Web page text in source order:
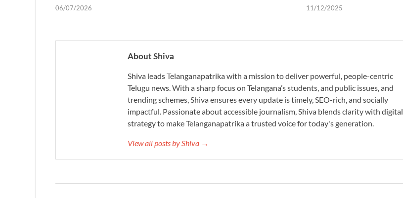
06/07/2026 11/12/2025
About Shiva
Shiva leads Telanganapatrika with a mission to deliver powerful, people-centric
Telugu news. With a sharp focus on Telangana’s students, and public issues, and
trending schemes, Shiva ensures every update is timely, SEO-rich, and socially
impactful. Passionate about accessible journalism, Shiva blends clarity with digital
strategy to make Telanganapatrika a trusted voice for today's generation.
View all posts by Shiva →